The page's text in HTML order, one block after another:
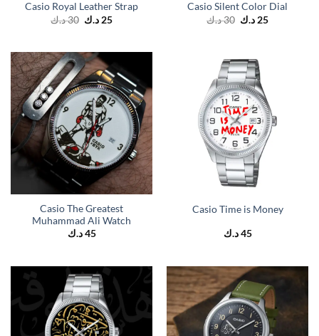
Casio Royal Leather Strap
30د.ك
Original
25 د.ك
Current
Casio Silent Color Dial
30د.ك
Original
25 د.ك
Current
Casio The Greatest
Muhammad Ali Watch
45 د.ك
Casio Time is Money
45 د.ك